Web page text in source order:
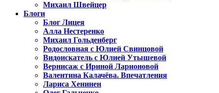
Михаил Швейцер
Блоги
Блог Лицея
Алла Нестеренко
Михаил Гольденберг
Родословная с Юлией Свинцовой
Видоискатель с Юлией Утышевой
Вернисаж с Ириной Ларионовой
Валентина Калачёва. Впечатления
Лариса Хенинен